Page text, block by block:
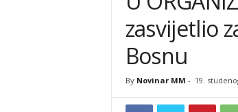
zasvijetlio
Bosnu
By Novinar MM - 19.